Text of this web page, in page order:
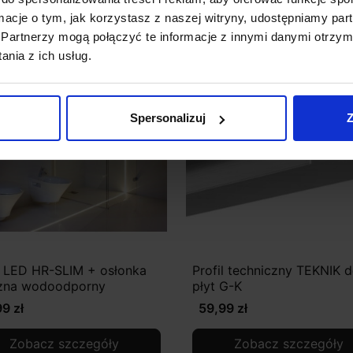
o tym, jak korzystasz z naszej witryny, udostępniamy
mogą połączyć te informacje z innymi danymi
z ich usług.
Spersonalizuj
Zobacz szczegóły Zobacz szczegóły
HR-SLIM + osłonka
wodoodporny
zł
Zobacz szczegóły
Profil techniczny TEKNIK
płyt G-K
59,99 zł
Zobacz szczegóły